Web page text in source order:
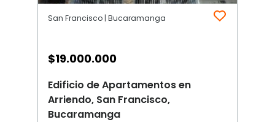
San Francisco | Bucaramanga
$19.000.000
Edificio de Apartamentos en
Arriendo, San Francisco,
Bucaramanga